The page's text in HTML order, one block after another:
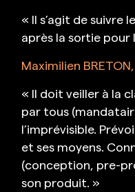
« Il s’agit de suivre
après la sortie pour
Maximilien
« Il doit veiller à la
par tous
l’imprévisible.
et ses moyens.
(conception, pre-
son produit. »